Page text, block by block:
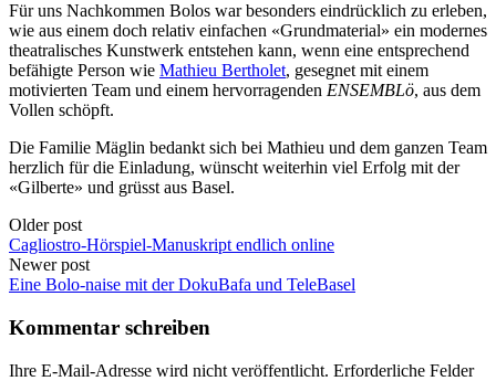
Für uns Nachkommen Bolos war besonders eindrücklich zu erleben,
wie aus einem doch relativ einfachen «Grundmaterial» ein modernes
theatralisches Kunstwerk entstehen kann, wenn eine entsprechend
befähigte Person wie Mathieu Bertholet, gesegnet mit einem
motivierten Team und einem hervorragenden ENSEMBLö, aus dem
Vollen schöpft.
Die Familie Mäglin bedankt sich bei Mathieu und dem ganzen Team
herzlich für die Einladung, wünscht weiterhin viel Erfolg mit der
«Gilberte» und grüsst aus Basel.
Post
navigation
Older post
Cagliostro-Hörspiel-Manuskript endlich online
Newer post
Eine Bolo-naise mit der DokuBafa und TeleBasel
Kommentar schreiben
Ihre E-Mail-Adresse wird nicht veröffentlicht. Erforderliche Felder